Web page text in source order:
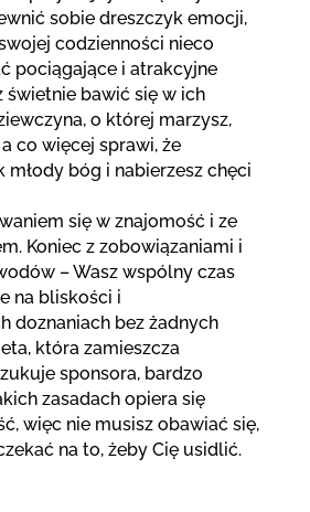
sobie dreszczyk emocji,
codzienności nieco
pociągające i atrakcyjne
świetnie bawić się w ich
o której marzysz,
co więcej sprawi, że
młody bóg i nabierzesz chęci
się w znajomość i ze
Koniec z zobowiązaniami i
– Wasz wspólny czas
na bliskości i
doznaniach bez żadnych
która zamieszcza
sponsora, bardzo
zasadach opiera się
więc nie musisz obawiać się,
na to, żeby Cię usidlić.